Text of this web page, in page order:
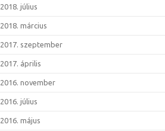
2018. július
2018. március
2017. szeptember
2017. április
2016. november
2016. július
2016. május